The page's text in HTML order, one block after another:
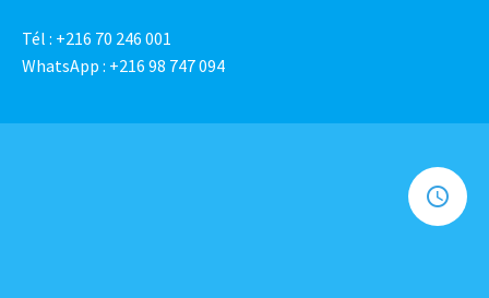
Tél : +216 70 246 001
WhatsApp : +216 98 747 094